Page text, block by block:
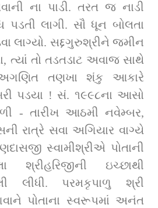
ના પાડી. તરત જ નાડી
લાગી. સૌ ધૂન બોલતા
લાગ્યો. સદ્દગુરુશ્રીને જમીન
ત્યાં તો તડતડાટ અવાજ સાથે
અગણિત તણખા શંકુ આકારે
પડયા ! સં. ૧૯૯૮ના આસો
- તારીખ આઠમી નવેમ્બર,
રાત્રે સવા અગિયાર વાગ્યે
સ્વામીશ્રીએ પોતાની
શ્રીહરિજીની ઇચ્છાથી
લીધી. પરમકૃપાળુ શ્રી
પોતાના સ્વરૂપમાં અનંત